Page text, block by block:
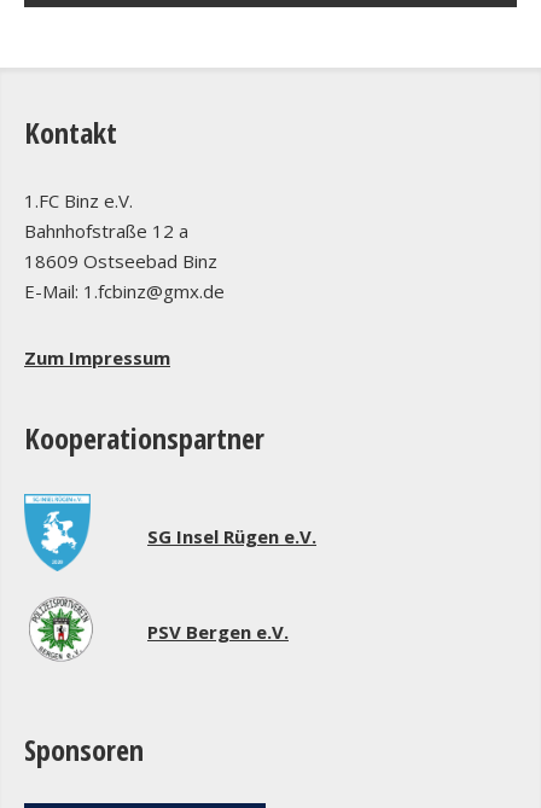
Kontakt
1.FC Binz e.V.
Bahnhofstraße 12 a
18609 Ostseebad Binz
E-Mail: 1.fcbinz@gmx.de
Zum Impressum
Kooperationspartner
SG Insel Rügen e.V.
PSV Bergen e.V.
Sponsoren